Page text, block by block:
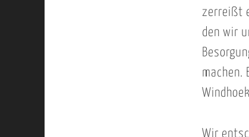
zerreißt
den wir
machen.
Wir